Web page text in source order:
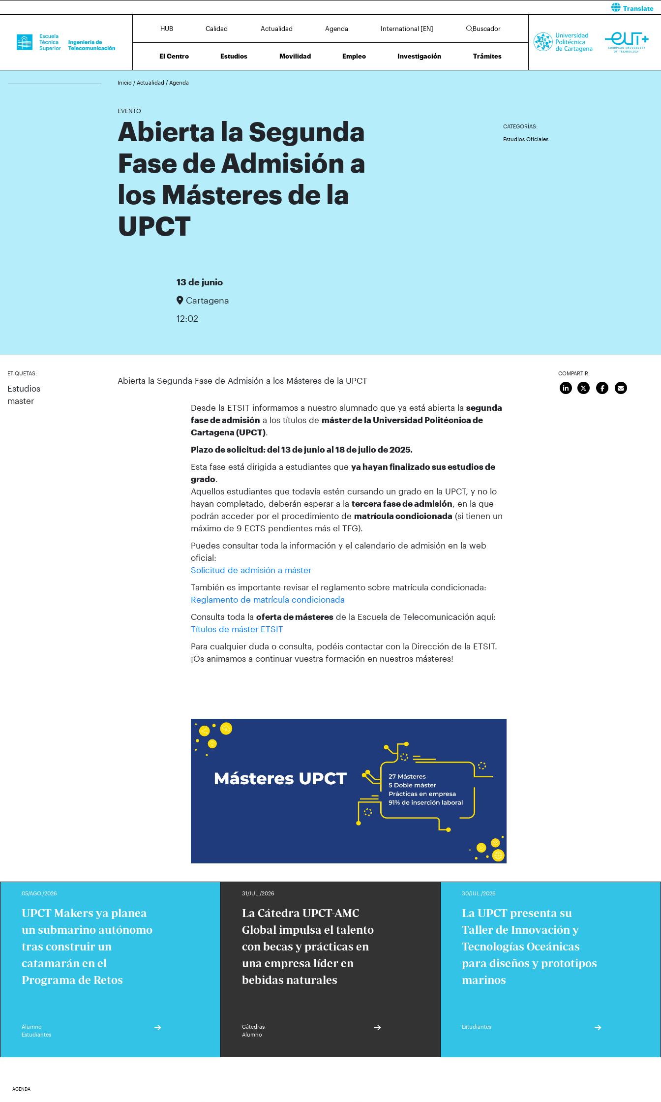
Translate
HUB Calidad Actualidad Agenda International [EN] Buscador
El Centro Estudios Movilidad Empleo Investigación Trámites
Inicio / Actualidad / Agenda
EVENTO
Abierta la Segunda
Fase de Admisión a
los Másteres de la
UPCT
CATEGORÍAS:
Estudios Oficiales
13 de junio
Cartagena
12:02
ETIQUETAS:
Estudios
master
Abierta la Segunda Fase de Admisión a los Másteres de la UPCT
Desde la ETSIT informamos a nuestro alumnado que ya está abierta lasegunda
fase de admisión a los títulos de máster de la Universidad Politécnica de
Cartagena (UPCT).
Plazo de solicitud: del 13 de junio al 18 de julio de 2025.
Esta fase está dirigida a estudiantes queya hayan finalizado sus estudios de
grado.
Aquellos estudiantes que todavía estén cursando un grado en la UPCT, y no lo
hayan completado, deberán esperar a latercera fase de admisión, en la que
podrán acceder por el procedimiento de matrícula condicionada (si tienen un
máximo de 9 ECTS pendientes más el TFG).
Puedes consultar toda la información y el calendario de admisión en la web
oficial:
Solicitud de admisión a máster
También es importante revisar el reglamento sobre matrícula condicionada:
Reglamento de matrícula condicionada
Consulta toda laoferta de másteres de la Escuela de Telecomunicación aquí:
Títulos de máster ETSIT
Para cualquier duda o consulta, podéis contactar con la Dirección de la ETSIT.
¡Os animamos a continuar vuestra formación en nuestros másteres!
COMPARTIR:
05/AGO./2026
UPCT Makers ya planea
un submarino autónomo
tras construir un
catamarán en el
Programa de Retos
Alumno
Estudiantes
31/JUL./2026
La Cátedra UPCT-AMC
Global impulsa el talento
con becas y prácticas en
una empresa líder en
bebidas naturales
Cátedras
Alumno
30/JUL./2026
La UPCT presenta su
Taller de Innovación y
Tecnologías Oceánicas
para diseños y prototipos
marinos
Estudiantes
AGENDA